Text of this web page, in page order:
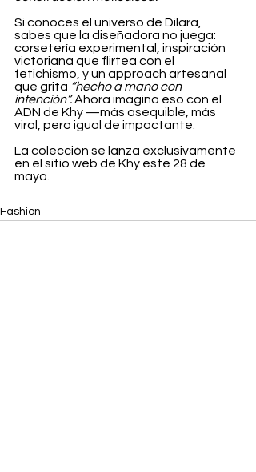
Si conoces el universo de Dilara,
sabes que la diseñadora no juega:
corsetería experimental, inspiración
victoriana que flirtea con el
fetichismo, y un approach artesanal
que grita “hecho a mano con
intención”. Ahora imagina eso con el
ADN de Khy —más asequible, más
viral, pero igual de impactante.
La colección se lanza exclusivamente
en el sitio web de Khy este 28 de
mayo.
Fashion